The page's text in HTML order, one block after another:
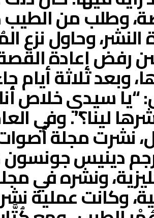
وطلب من
النشر، وحاول نزع
رفض إعادة القصة
وبعد ثلاثة أيام
“يا سيدي خلاص
لينا؟”. وفي
نشرت مجلة
دينيس
وكانت عملية